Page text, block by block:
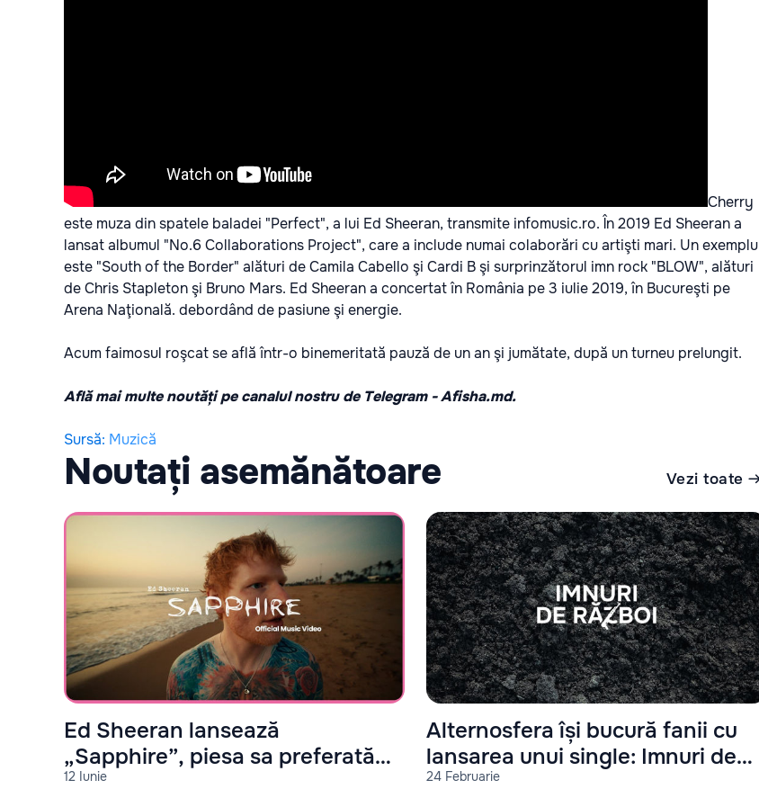
Cherry
este muza din spatele baladei "Perfect", a lui Ed Sheeran, transmite infomusic.ro. În 2019 Ed Sheeran a
lansat albumul "No.6 Collaborations Project", care a include numai colaborări cu artişti mari. Un exemplu
este "South of the Border" alături de Camila Cabello şi Cardi B şi surprinzătorul imn rock "BLOW", alături
de Chris Stapleton şi Bruno Mars. Ed Sheeran a concertat în România pe 3 iulie 2019, în Bucureşti pe
Arena Naţională. debordând de pasiune şi energie.
Acum faimosul roşcat se află într-o binemeritată pauză de un an şi jumătate, după un turneu prelungit.
Află mai multe noutăți pe canalul nostru de Telegram -Afisha.md.
Sursă: Muzică
Noutați asemănătoare Vezi toate
12 Iunie
Ed Sheeran lansează
„Sapphire”, piesa sa preferată
de pe albumul „Play”
24 Februarie
Alternosfera își bucură fanii cu
lansarea unui single: Imnuri de
război